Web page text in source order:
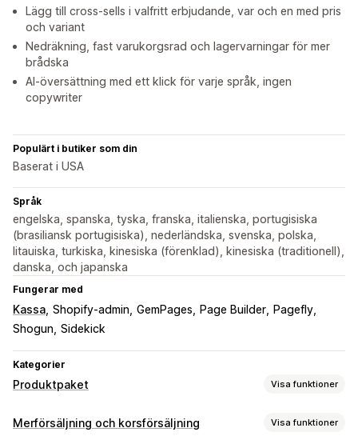
Lägg till cross-sells i valfritt erbjudande, var och en med pris
och variant
Nedräkning, fast varukorgsrad och lagervarningar för mer
brådska
AI-översättning med ett klick för varje språk, ingen
copywriter
Populärt i butiker som din
Baserat i USA
Språk
engelska, spanska, tyska, franska, italienska, portugisiska
(brasiliansk portugisiska), nederländska, svenska, polska,
litauiska, turkiska, kinesiska (förenklad), kinesiska (traditionell),
danska, och japanska
Fungerar med
Kassa Shopify-admin GemPages Page Builder
Pagefly
Shogun Sidekick
Kategorier
Produktpaket Visa funktioner
Pakettyper
Merförsäljning och korsförsäljning Visa funktioner